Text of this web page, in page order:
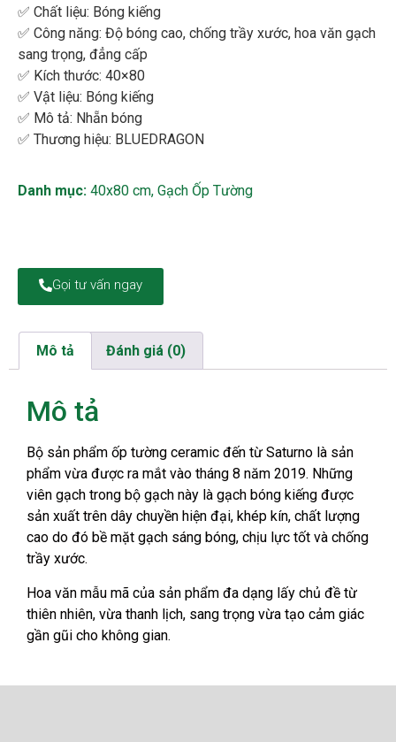
✅ Chất liệu: Bóng kiếng
✅ Công năng: Độ bóng cao, chống trầy xước, hoa văn gạch
sang trọng, đẳng cấp
✅ Kích thước: 40×80
✅ Vật liệu: Bóng kiếng
✅ Mô tả: Nhẵn bóng
✅ Thương hiệu: BLUEDRAGON
Danh mục: 40x80 cm, Gạch Ốp Tường
Gọi tư vấn ngay
Mô tả Đánh giá (0)
Mô tả
Bộ sản phẩm ốp tường ceramic đến từ Saturno là sản
phẩm vừa được ra mắt vào tháng 8 năm 2019. Những
viên gạch trong bộ gạch này là gạch bóng kiếng được
sản xuất trên dây chuyền hiện đại, khép kín, chất lượng
cao do đó bề mặt gạch sáng bóng, chịu lực tốt và chống
trầy xước.
Hoa văn mẫu mã của sản phẩm đa dạng lấy chủ đề từ
thiên nhiên, vừa thanh lịch, sang trọng vừa tạo cảm giác
gần gũi cho không gian.